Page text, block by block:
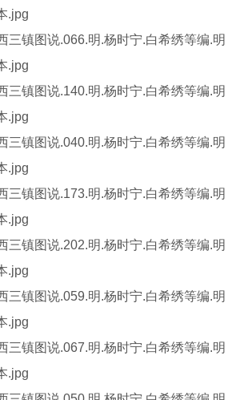
.jpg
镇图说.066.明.杨时宁.白希绣等编.明
.jpg
镇图说.140.明.杨时宁.白希绣等编.明
.jpg
镇图说.040.明.杨时宁.白希绣等编.明
.jpg
镇图说.173.明.杨时宁.白希绣等编.明
.jpg
镇图说.202.明.杨时宁.白希绣等编.明
.jpg
镇图说.059.明.杨时宁.白希绣等编.明
.jpg
镇图说.067.明.杨时宁.白希绣等编.明
.jpg